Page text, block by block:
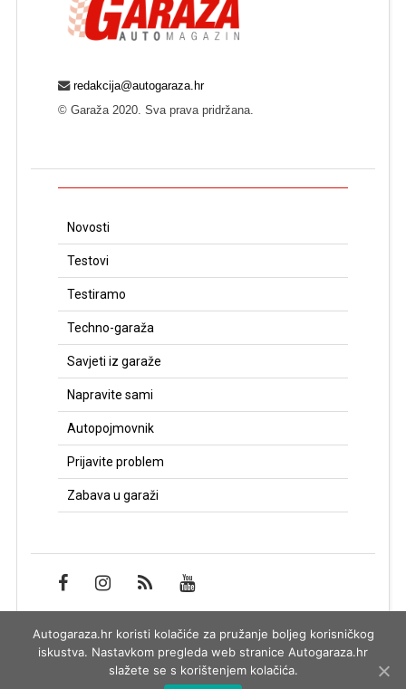
redakcija@autogaraza.hr
© Garaža 2020. Sva prava pridržana.
Novosti
Testovi
Testiramo
Techno-garaža
Savjeti iz garaže
Napravite sami
Autopojmovnik
Prijavite problem
Zabava u garaži
Impressum
Autogaraza.hr koristi kolačiće za pružanje boljeg korisničkog
iskustva. Nastavkom pregleda web stranice Autogaraza.hr
slažete se s korištenjem kolačića.